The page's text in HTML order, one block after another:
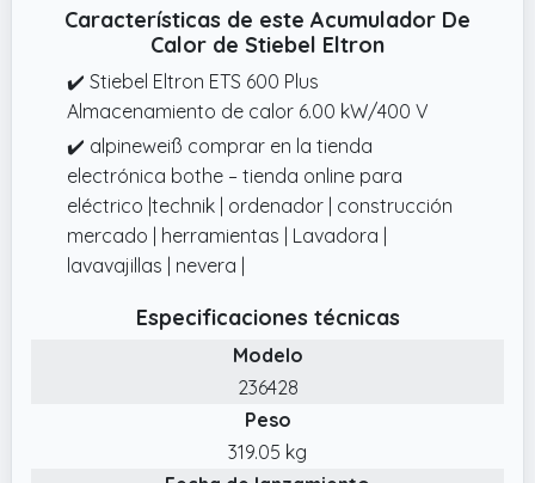
Características de este Acumulador De
Calor de Stiebel Eltron
✔️ Stiebel Eltron ETS 600 Plus
Almacenamiento de calor 6.00 kW/400 V
✔️ alpineweiß comprar en la tienda
electrónica bothe – tienda online para
eléctrico |technik | ordenador | construcción
mercado | herramientas | Lavadora |
lavavajillas | nevera |
Especificaciones técnicas
Modelo
236428
Peso
319.05 kg